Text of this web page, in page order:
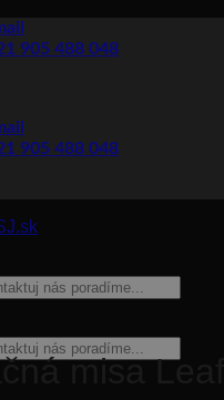
905 488 048
905 488 048
misa Leafy